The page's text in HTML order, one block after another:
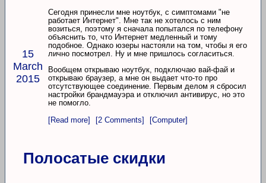
15
March
2015
Сегодня принесли мне ноутбук, с симптомами "не
работает Интернет". Мне так не хотелось с ним
возиться, поэтому я сначала попытался по телефону
объяснить то, что Интернет медленный и тому
подобное. Однако юзеры настояли на том, чтобы я его
лично посмотрел. Ну и мне пришлось согласиться.
Вообщем открываю ноутбук, подключаю вай-фай и
открываю браузер, а мне он выдает что-то про
отсутствующее соединение. Первым делом я сбросил
настройки брандмауэра и отключил антивирус, но это
не помогло.
[Read more]
[2 Comments] [Computer]
Полосатые скидки